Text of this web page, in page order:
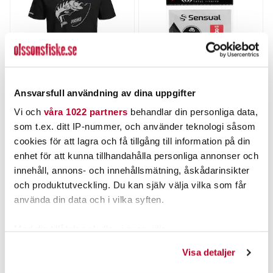
Ansvarsfull användning av dina uppgifter
Vi och våra 1022 partners behandlar din personliga data,
som t.ex. ditt IP-nummer, och använder teknologi såsom
cookies för att lagra och få tillgång till information på din
enhet för att kunna tillhandahålla personliga annonser och
innehåll, annons- och innehållsmätning, åskådarinsikter
och produktutveckling. Du kan själv välja vilka som får
använda din data och i vilka syften.
Visa detaljer
T-shirt Fighting Perch Black
Nuvarande pris:
189,00 kr Tidigare pris:
279,00 kr
189,00 kr
279,00 kr
FINNS I LAGER.
LÄS MER
Mikado Fastlockhake med
lekande 10st.
Nuvarande pris:
19,00 krTidigare pris :
21,00 kr
19,00 kr
21,00 kr
FINNS I LAGER.